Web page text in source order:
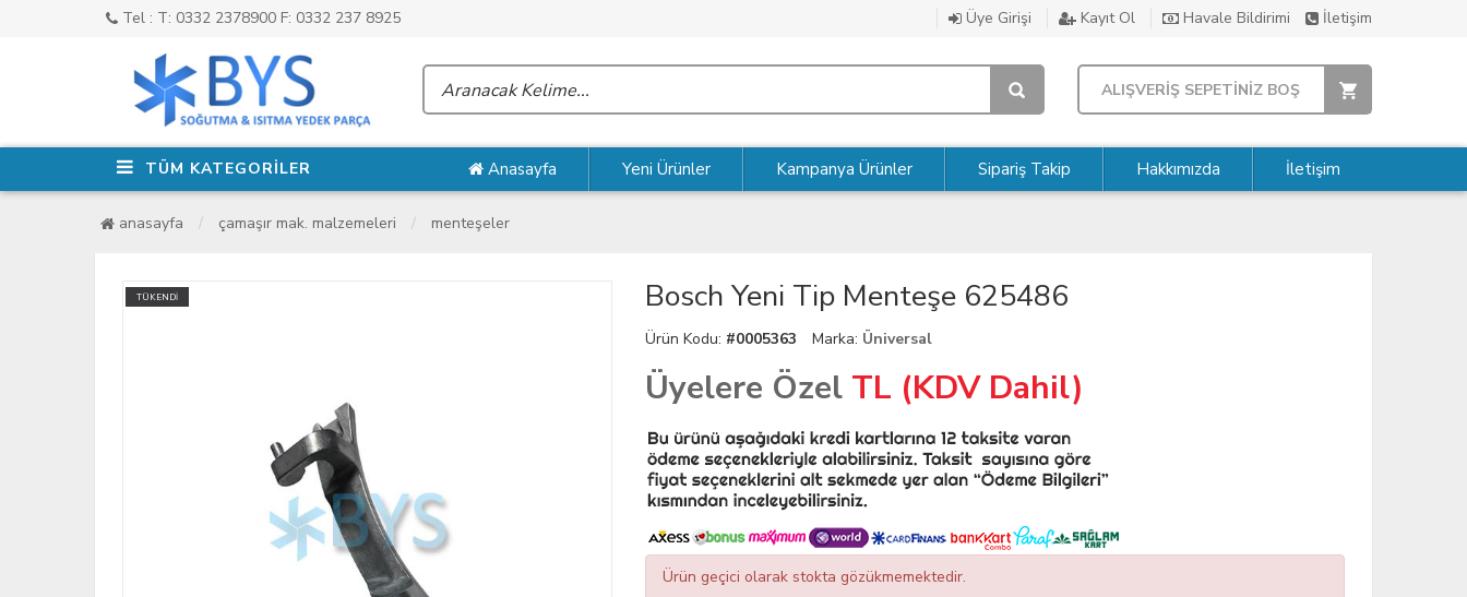
Tel : T: 0332 2378900 F: 0332 237 8925 Üye Girişi Kayıt Ol Havale Bildirimi İletişim
ALIŞVERİŞ SEPETİNİZ BOŞ
TÜM KATEGORİLER Anasayfa Yeni Ürünler Kampanya Ürünler Sipariş Takip Hakkımızda İletişim
anasayfa çamaşır mak. malzemeleri menteşeler
TÜKENDİ Bosch Yeni Tip Menteşe 625486
Ürün Kodu: #0005363 Marka: Üniversal
Üyelere Özel TL (KDV Dahil)
Ürün geçici olarak stokta gözükmemektedir.